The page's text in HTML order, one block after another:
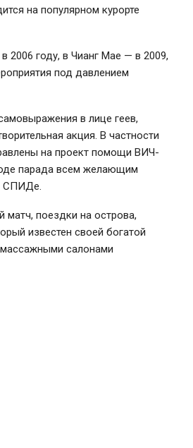
на популярном курорте
2006 году, в Чианг Мае — в 2009,
под давлением
в лице геев,
акция. В частности
на проект помощи ВИЧ-
парада всем желающим
СПИДе.
матч, поездки на острова,
известен своей богатой
салонами